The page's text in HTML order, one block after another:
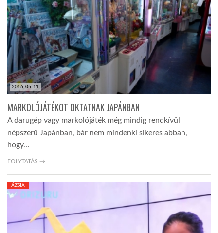
TROPICALMAGAZIN
GLOBOTV
AFRIKA TUDÁSTÁR
LINKTR.EE
GLOBOZSARU
DOBRAVERO.HU
2016-05-11
MARKOLÓJÁTÉKOT OKTATNAK JAPÁNBAN
A darugép vagy markolójáték még mindig rendkívül
népszerű Japánban, bár nem mindenki sikeres abban,
hogy…
FOLYTATÁS →
ÁZSIA